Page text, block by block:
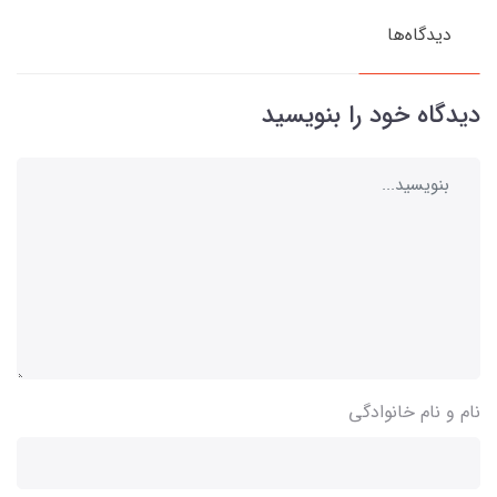
دیدگاه‌ها
دیدگاه خود را بنویسید
نام و نام خانوادگی